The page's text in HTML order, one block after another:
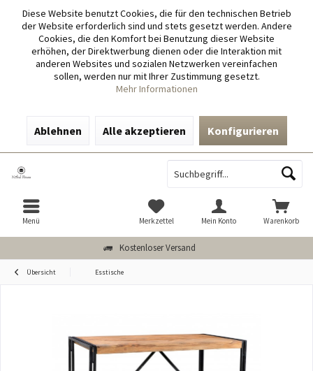
Diese Website benutzt Cookies, die für den technischen Betrieb
der Website erforderlich sind und stets gesetzt werden. Andere
Cookies, die den Komfort bei Benutzung dieser Website
erhöhen, der Direktwerbung dienen oder die Interaktion mit
anderen Websites und sozialen Netzwerken vereinfachen
sollen, werden nur mit Ihrer Zustimmung gesetzt.
Mehr Informationen
Ablehnen Alle akzeptieren Konfigurieren
Kostenloser Versand
Menü Warenkorb
Merkzettel Mein Konto
Übersicht Esstische